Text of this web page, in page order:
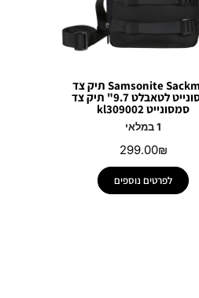
Samsonite Sackmod תיק צד
סמסונייט לטאבלט 9.7" תיק צד
סמסונייט kl309002
1 במלאי
299.00₪
לפרטים נוספים